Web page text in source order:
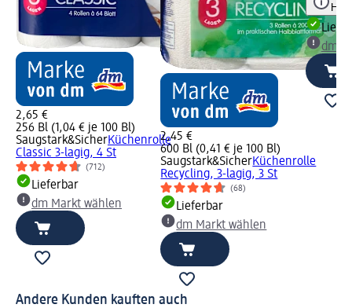
2,65 €
256 Bl (1,04 € je 100 Bl)
Saugstark&SicherKüchenrolle
Classic 3-lagig, 4 St
(712)
Lieferbar
dm Markt wählen
2,45 €
600 Bl (0,41 € je 100 Bl)
Saugstark&SicherKüchenrolle
Recycling, 3-lagig, 3 St
(68)
Lieferbar
dm Markt wählen
dm
Andere Kunden kauften auch